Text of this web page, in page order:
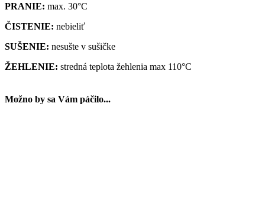
PRANIE: max. 30°C
ČISTENIE: nebieliť
SUŠENIE: nesušte v sušičke
ŽEHLENIE: stredná teplota žehlenia max 110°C
Možno by sa Vám páčilo...